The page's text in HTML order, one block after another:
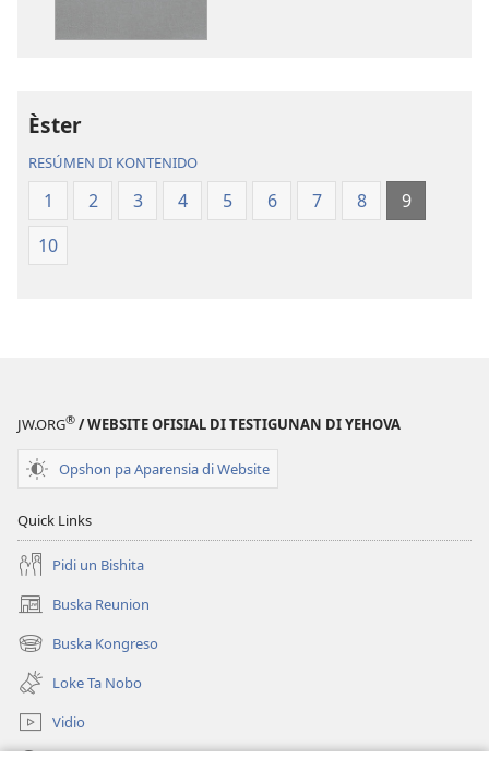
Èster
RESÚMEN DI KONTENIDO
1 2 3 4 5 6 7 8
9
10
JW.ORG® / WEBSITE OFISIAL DI TESTIGUNAN DI YEHOVA
Opshon pa Aparensia di Website
Quick Links
Pidi un Bishita
Buska Reunion
(opens
new
window)
Buska Kongreso
(opens
new
window)
Loke Ta Nobo
Vidio